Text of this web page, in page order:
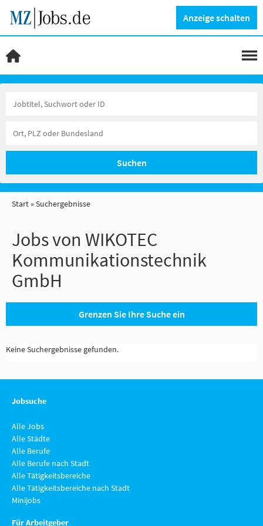
Anzeige schalten
Suchen
Start Suchergebnisse
Jobs von WIKOTEC
Kommunikationstechnik
GmbH
Grenzen Sie Ihre Suche ein
Keine Suchergebnisse gefunden.
Jobsuche
Alle Jobs
Alle Städte
Alle Berufe
Alle Berufe nach Stadt
Alle Tätigkeitsbereiche
Alle Tätigkeitsbereiche nach Stadt
Minijobs
Für Arbeitgeber